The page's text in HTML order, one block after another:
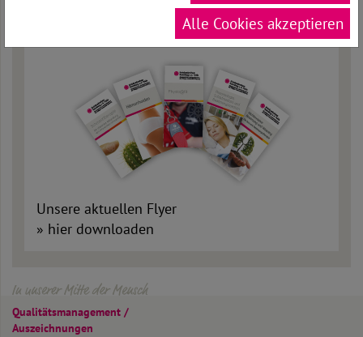
Unsere aktuellen Flyer
» hier downloaden
Qualitäts­management /
Auszeichnungen
Alle Cookies akzeptieren